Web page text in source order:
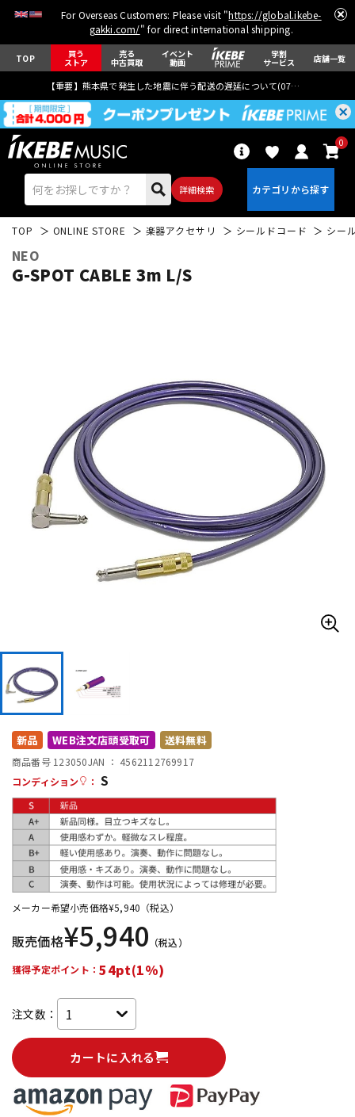
For Overseas Customers: Please visit "https://global.ikebe-
gakki.com/" for direct international shipping.
TOP 買う
ストア
売る
中古買取
イベント
動画
学割
サービス 店舗一覧
【重要】熊本県で発生した地震に伴う配送の遅延について(07月29日
詳細検索
0
ドラム パーカッション
キーボード
その他楽器
配信/ライブ機器
中古
TOP ONLINE STORE 楽器アクセサリ シールドコード シー
NEO
G-SPOT CABLE 3m L/S
新品 WEB注文店頭受取可 送料無料
商品番号 123050JAN ： 4562112769917
コンディション
： S
メーカー希望小売価格¥5,940 （税込）
販売価格¥5,940 （税込）
獲得予定ポイント： 54pt(1%)
注文数：
カートに入れる